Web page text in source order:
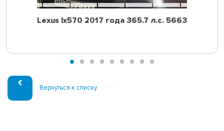
Lexus lx570 2017 года 365.7 л.с. 5663
Вернуться к списку